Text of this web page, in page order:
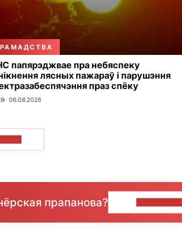
папярэджвае пра небяспеку
лясных пажараў і парушэння
праз спёку
06.08.2026
прапанова?